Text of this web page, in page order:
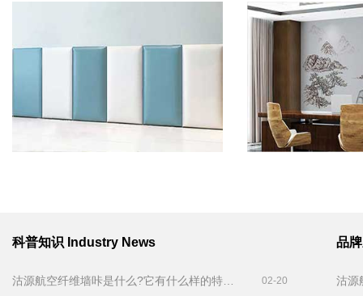
科普知识 Industry News
02-20
品
沽源